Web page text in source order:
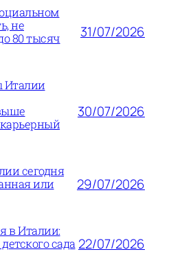
не
80 тысяч
31/07/2026
Италии
30/07/2026
сегодня
или
29/07/2026
в Италии:
сада 22/07/2026